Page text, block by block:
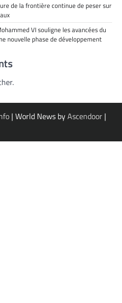
de la frontière continue de peser sur
VI souligne les avancées du
nouvelle phase de développement
| World News byAscendoor |